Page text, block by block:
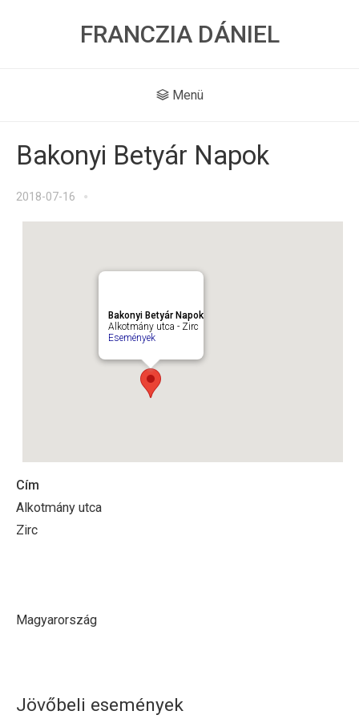
FRANCZIA DÁNIEL
Menü
Bakonyi Betyár Napok
2018-07-16
Bakonyi Betyár Napok
Alkotmány utca - Zirc
Események
Cím
Alkotmány utca
Zirc
Magyarország
Jövőbeli események